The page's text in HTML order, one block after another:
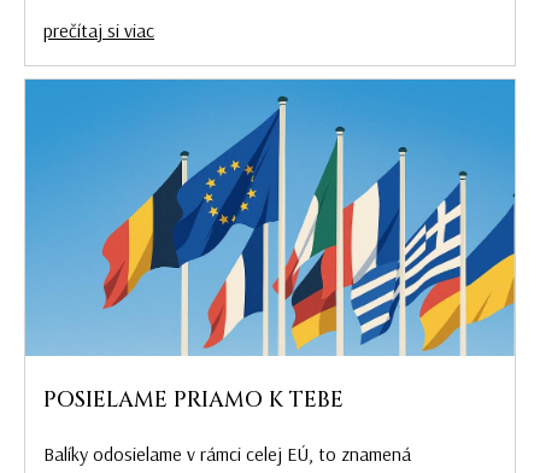
prečítaj si viac
POSIELAME PRIAMO K TEBE
Balíky odosielame v rámci celej EÚ, to znamená